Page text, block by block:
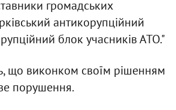
громадських
антикорупційний
блок учасників АТО."
що виконком своїм рішенням
порушення.